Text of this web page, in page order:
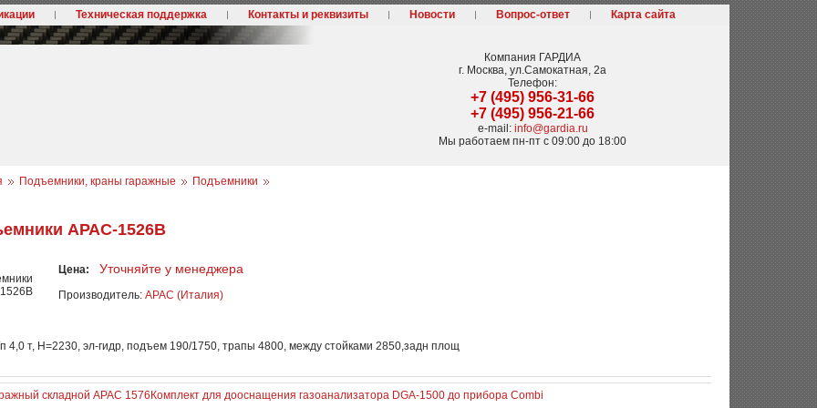
Техническая поддержка Контакты и реквизиты Новости Вопрос-ответ Карта сайта
Компания ГАРДИА
г. Москва, ул.Самокатная, 2а
Телефон:
+7 (495) 956-31-66
+7 (495) 956-21-66
e-mail: info@gardia.ru
Мы работаем пн-пт с 09:00 до 18:00
Подъемники, краны гаражные Подъемники
АРАC-1526В
Цена: Уточняйте у менеджера
Производитель: APAC (Италия)
п 4,0 т, Н=2230, эл-гидр, подъем 190/1750, трапы 4800, между стойками 2850,задн площ
складной АРАC 1576 Комплект для дооснащения газоанализатора DGA-1500 до прибора Combi